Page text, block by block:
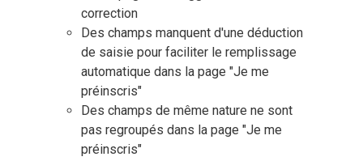
correction
Des champs manquent d'une déduction
de saisie pour faciliter le remplissage
automatique dans la page "Je me
préinscris"
Des champs de même nature ne sont
pas regroupés dans la page "Je me
préinscris"